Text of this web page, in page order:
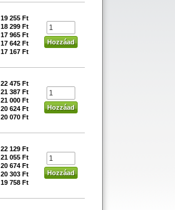
19 255 Ft
18 299 Ft
17 965 Ft
17 642 Ft
17 167 Ft
22 475 Ft
21 387 Ft
21 000 Ft
20 624 Ft
20 070 Ft
22 129 Ft
21 055 Ft
20 674 Ft
20 303 Ft
19 758 Ft